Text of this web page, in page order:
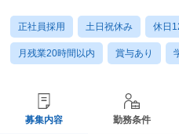
正社員採用 土日祝休み 休日
月残業20時間以内 賞与あり
募集内容 勤務条件